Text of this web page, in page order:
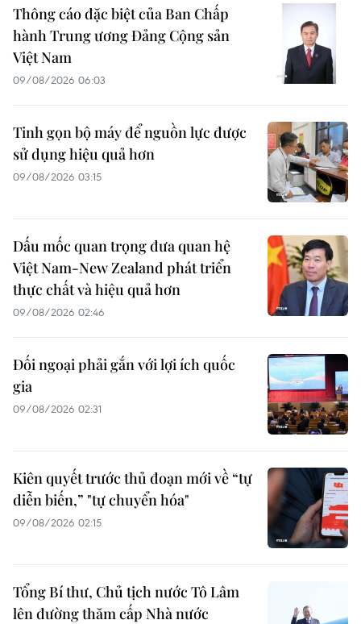
Thông cáo đặc biệt của Ban Chấp
hành Trung ương Đảng Cộng sản
Việt Nam
09/08/2026 06:03
Tinh gọn bộ máy để nguồn lực được
sử dụng hiệu quả hơn
09/08/2026 03:15
Dấu mốc quan trọng đưa quan hệ
Việt Nam-New Zealand phát triển
thực chất và hiệu quả hơn
09/08/2026 02:46
Đối ngoại phải gắn với lợi ích quốc
gia
09/08/2026 02:31
Kiên quyết trước thủ đoạn mới về “tự
diễn biến,” "tự chuyển hóa"
09/08/2026 02:15
Tổng Bí thư, Chủ tịch nước Tô Lâm
lên đường thăm cấp Nhà nước